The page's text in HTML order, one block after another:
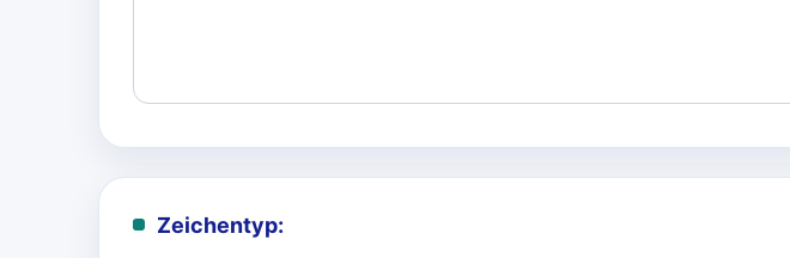
Zeichentyp: